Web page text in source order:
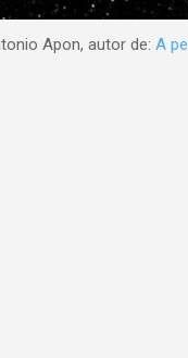
Apon, autor de: A